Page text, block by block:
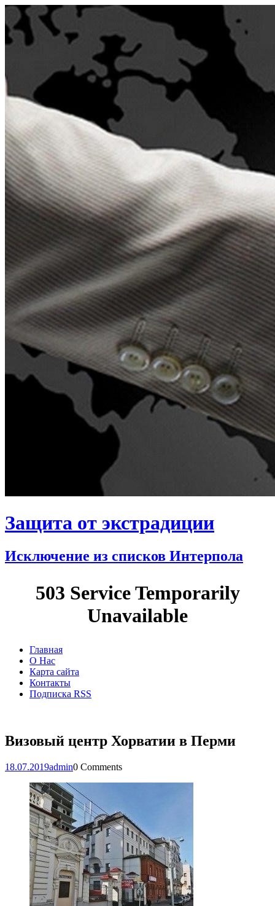
Защита от экстрадиции
Исключение из списков Интерпола
Главная
О Нас
Карта сайта
Контакты
Подписка RSS
Визовый центр Хорватии в Перми
18.07.2019admin0 Comments